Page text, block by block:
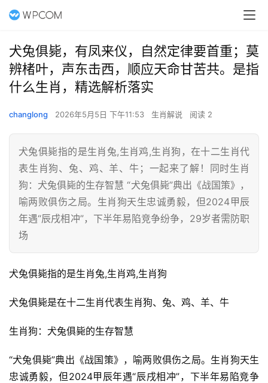
犬兔俱毙，有凤来仪，自然定律要首重；莫
辨楮叶，声东击西，顺应天命甘苦共。是指
什么生肖，精选解析落实
changlong 2026年5月5日 下午11:53 生肖解说 阅读 2
犬兔俱毙指的是生肖兔,生肖鸡,生肖狗，在十二生肖代
表生肖狗、兔、鸡、羊、牛；一起来了解！同时生肖
狗：犬兔俱毙的生存智慧 “犬兔俱毙”典出《战国策》，
喻两败俱伤之局。生肖狗天生忠诚勇毅，但2024甲辰
年遇“辰戌相冲”，下半年易陷竞争纷争，29岁者需防职
场
犬兔俱毙指的是生肖兔,生肖鸡,生肖狗
犬兔俱毙是在十二生肖代表生肖狗、兔、鸡、羊、牛
生肖狗：犬兔俱毙的生存智慧
“犬兔俱毙”典出《战国策》，喻两败俱伤之局。生肖狗天生
忠诚勇毅，但2024甲辰年遇“辰戌相冲”，下半年易陷竞争